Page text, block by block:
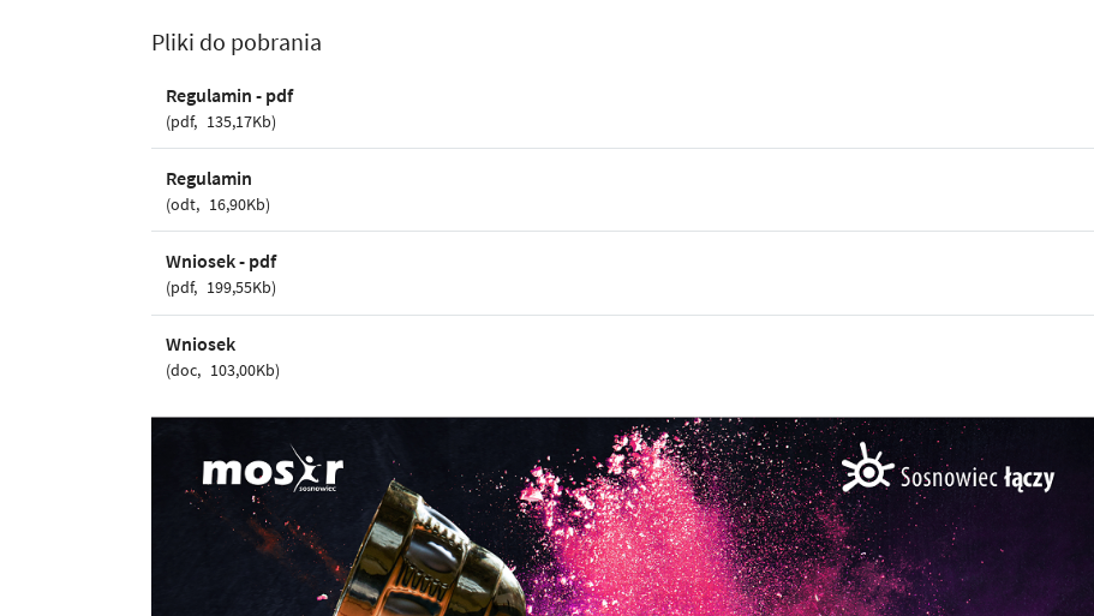
Pliki do pobrania
Regulamin - pdf
pdf 135,17Kb
Regulamin
odt 16,90Kb
Wniosek - pdf
pdf 199,55Kb
Wniosek
doc 103,00Kb